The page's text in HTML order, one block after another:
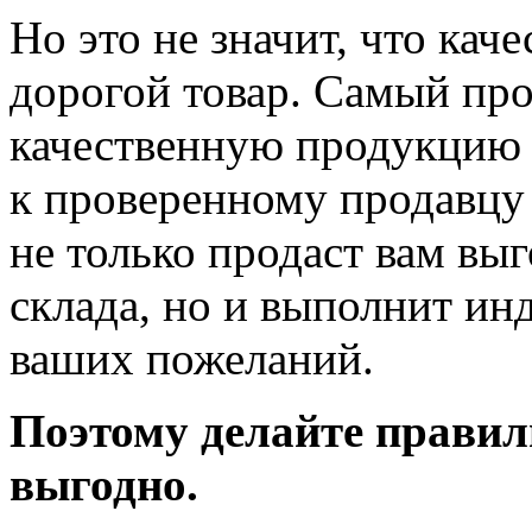
Но это не значит, что
дорогой товар. Самый
качественную
к проверенному
не только продаст вам
склада, но и выполнит
ваших пожеланий.
Поэтому делайте
выгодно.